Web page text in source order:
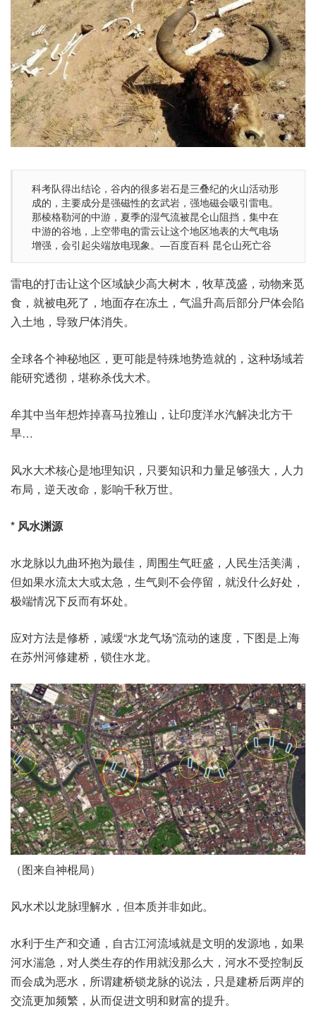
科考队得出结论，谷内的很多岩石是三叠纪的火山活动形
成的，主要成分是强磁性的玄武岩，强地磁会吸引雷电。
那棱格勒河的中游，夏季的湿气流被昆仑山阻挡，集中在
中游的谷地，上空带电的雷云让这个地区地表的大气电场
增强，会引起尖端放电现象。—百度百科 昆仑山死亡谷
雷电的打击让这个区域缺少高大树木，牧草茂盛，动物来觅
食，就被电死了，地面存在冻土，气温升高后部分尸体会陷
入土地，导致尸体消失。
全球各个神秘地区，更可能是特殊地势造就的，这种场域若
能研究透彻，堪称杀伐大术。
牟其中当年想炸掉喜马拉雅山，让印度洋水汽解决北方干
旱…
风水大术核心是地理知识，只要知识和力量足够强大，人力
布局，逆天改命，影响千秋万世。
* 风水渊源
水龙脉以九曲环抱为最佳，周围生气旺盛，人民生活美满，
但如果水流太大或太急，生气则不会停留，就没什么好处，
极端情况下反而有坏处。
应对方法是修桥，减缓“水龙气场”流动的速度，下图是上海
在苏州河修建桥，锁住水龙。
（图来自神棍局）
风水术以龙脉理解水，但本质并非如此。
水利于生产和交通，自古江河流域就是文明的发源地，如果
河水湍急，对人类生存的作用就没那么大，河水不受控制反
而会成为恶水，所谓建桥锁龙脉的说法，只是建桥后两岸的
交流更加频繁，从而促进文明和财富的提升。